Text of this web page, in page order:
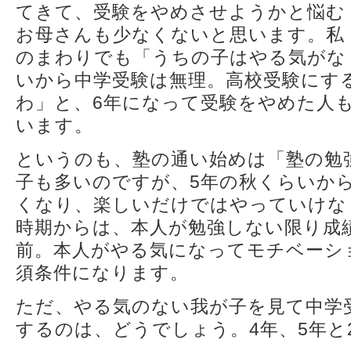
てきて、受験をやめさせようかと悩む
お母さんも少なくないと思います。私
のまわりでも「うちの子はやる気がな
いから中学受験は無理。高校受験にす
わ」と、6年になって受験をやめた人
います。
というのも、塾の通い始めは「塾の
子も多いのですが、5年の秋くらいか
くなり、楽しいだけではやっていけ
時期からは、本人が勉強しない限り
前。本人がやる気になってモチベー
須条件になります。
ただ、やる気のない我が子を見て中
するのは、どうでしょう。4年、5年